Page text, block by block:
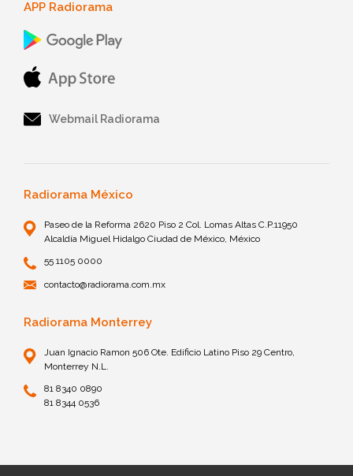
APP Radiorama
Webmail Radiorama
Radiorama México
Paseo de la Reforma 2620 Piso 2 Col. Lomas Altas C.P.11950
Alcaldía Miguel Hidalgo Ciudad de México, México
55 1105 0000
contacto@radiorama.com.mx
Radiorama Monterrey
Juan Ignacio Ramon 506 Ote. Edificio Latino Piso 29 Centro,
Monterrey N.L.
81 8340 0890
81 8344 0536